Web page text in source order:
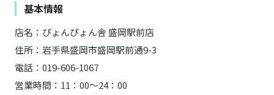
基本情報
店名：ぴょんぴょん舎 盛岡駅前店
住所：岩手県盛岡市盛岡駅前通9-3
電話：019-606-1067
営業時間：11：00～24：00